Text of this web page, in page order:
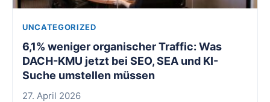
UNCATEGORIZED
6,1% weniger organischer Traffic: Was
DACH-KMU jetzt bei SEO, SEA und KI-
Suche umstellen müssen
27. April 2026